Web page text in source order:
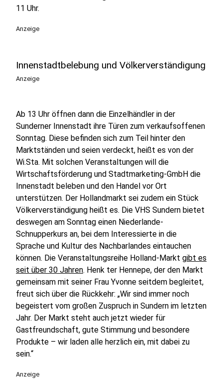
11 Uhr.
Anzeige
Innenstadtbelebung und Völkerverständigung
Anzeige
Ab 13 Uhr öffnen dann die Einzelhändler in der
Sunderner Innenstadt ihre Türen zum verkaufsoffenen
Sonntag. Diese befinden sich zum Teil hinter den
Marktständen und seien verdeckt, heißt es von der
Wi.Sta. Mit solchen Veranstaltungen will die
Wirtschaftsförderung und Stadtmarketing-GmbH die
Innenstadt beleben und den Handel vor Ort
unterstützen. Der Hollandmarkt sei zudem ein Stück
Völkerverständigung heißt es. Die VHS Sundern bietet
deswegen am Sonntag einen Niederlande-
Schnupperkurs an, bei dem Interessierte in die
Sprache und Kultur des Nachbarlandes eintauchen
können. Die Veranstaltungsreihe Holland-Markt gibt es
seit über 30 Jahren. Henk ter Hennepe, der den Markt
gemeinsam mit seiner Frau Yvonne seitdem begleitet,
freut sich über die Rückkehr: „Wir sind immer noch
begeistert vom großen Zuspruch in Sundern im letzten
Jahr. Der Markt steht auch jetzt wieder für
Gastfreundschaft, gute Stimmung und besondere
Produkte – wir laden alle herzlich ein, mit dabei zu
sein.“
Anzeige